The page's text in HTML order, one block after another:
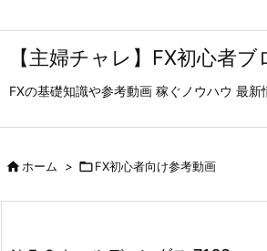
【主婦チャレ】FX初心者ブ
FXの基礎知識や参考動画 稼ぐノウハウ 最新
ホーム > FX初心者向け参考動画